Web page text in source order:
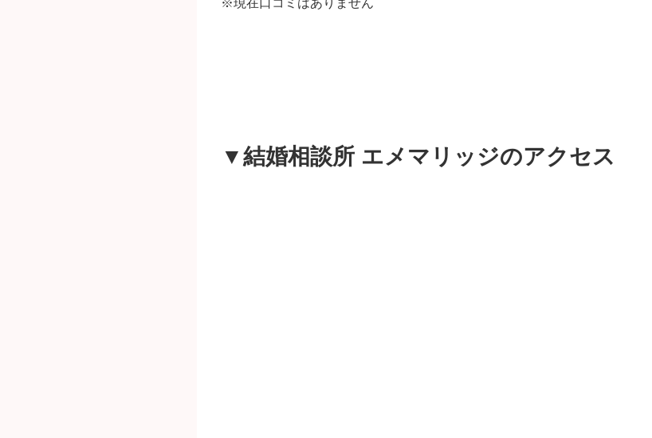
※現在口コミはありません
▼結婚相談所 エメマリッジのアクセス